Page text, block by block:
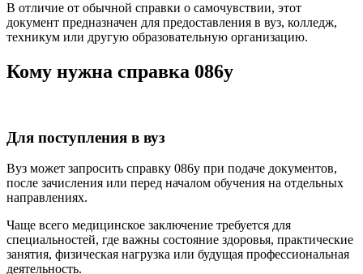
В отличие от обычной справки о самочувствии, этот
документ предназначен для предоставления в вуз, колледж,
техникум или другую образовательную организацию.
Кому нужна справка 086у
Для поступления в вуз
Вуз может запросить справку 086у при подаче документов,
после зачисления или перед началом обучения на отдельных
направлениях.
Чаще всего медицинское заключение требуется для
специальностей, где важны состояние здоровья, практические
занятия, физическая нагрузка или будущая профессиональная
деятельность.